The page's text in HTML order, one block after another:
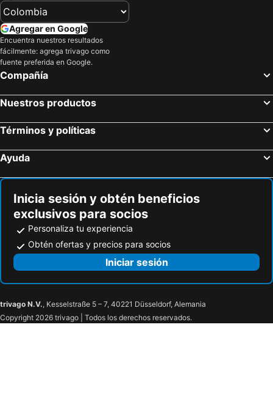
Agregar en Google
Encuentra nuestros resultados
fácilmente: agrega trivago como
fuente preferida en Google.
Compañía
Nuestros productos
Términos y políticas
Ayuda
Inicia sesión y obtén beneficios
exclusivos para socios
Personaliza tu experiencia
Obtén ofertas y precios para socios
Iniciar sesión
trivago N.V., Kesselstraße 5 – 7, 40221 Düsseldorf, Alemania
Copyright 2026 trivago | Todos los derechos reservados.